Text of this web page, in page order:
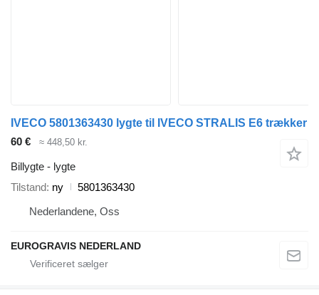
IVECO 5801363430 lygte til IVECO STRALIS E6 trækker
60 €
≈ 448,50 kr.
Billygte - lygte
Tilstand ny
5801363430
Nederlandene, Oss
EUROGRAVIS NEDERLAND